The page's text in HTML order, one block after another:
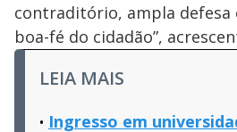
contraditório, ampla defesa
boa-fé do cidadão”,
LEIA MAIS
Ingresso em